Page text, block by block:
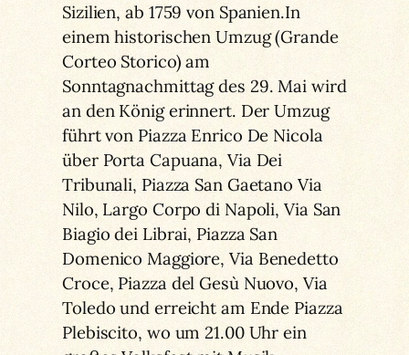
Sizilien, ab 1759 von Spanien.In
einem historischen Umzug (Grande
Corteo Storico) am
Sonntagnachmittag des 29. Mai wird
an den König erinnert. Der Umzug
führt von Piazza Enrico De Nicola
über Porta Capuana, Via Dei
Tribunali, Piazza San Gaetano Via
Nilo, Largo Corpo di Napoli, Via San
Biagio dei Librai, Piazza San
Domenico Maggiore, Via Benedetto
Croce, Piazza del Gesù Nuovo, Via
Toledo und erreicht am Ende Piazza
Plebiscito, wo um 21.00 Uhr ein